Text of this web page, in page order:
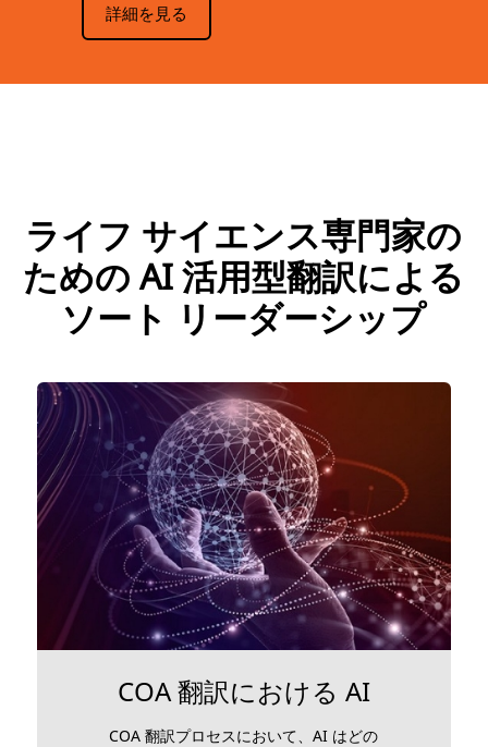
詳細を見る
ライフ サイエンス専門家の
ための AI 活用型翻訳による
ソート リーダーシップ
COA 翻訳における AI
COA 翻訳プロセスにおいて、AI はどの